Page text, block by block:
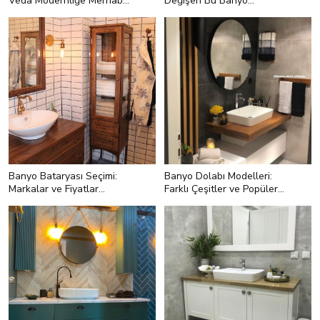
Banyo Bataryası Seçimi:
Markalar ve Fiyatlar
<p><strong>Antik banyo
bataryası</strong></p>
Banyo Dolabı Modelleri:
Farklı Çeşitler ve Popüler
<p style="text-
align:left;">Tasarımlarıyla ilgi çeken
kavisli banyo dolaplarını her tarza
uygun şekilde bulmak da kolay!
Mesela bu örnek modern tarzı
oldukça iyi şekilde yansıtmış!</p>